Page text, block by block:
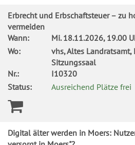
Erbrecht und Erbschaftsteuer – zu
vermeiden
Wann:
Mi.18.11.2026, 19.00
Wo:
vhs, Altes
Sitzungssaal
Nr.:
I10320
Status:
Ausreichend Plätze frei
Digital älter werden in Moers: